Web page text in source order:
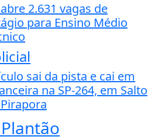
abre 2.631 vagas de
para Ensino Médio
sai da pista e cai em
na SP-264, em Salto